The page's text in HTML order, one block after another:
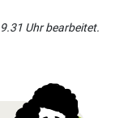
Uhr bearbeitet.